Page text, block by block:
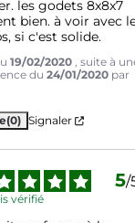
les godets 8x8x7
bien. à voir avec
si c'est solide.
19/02/2020 , suite à
du24/01/2020 par
(0) Signaler
5/
vérifié